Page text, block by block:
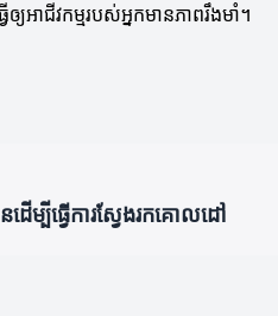
ឲ្យអាជីវកម្មរបស់អ្នកមានភាពរឹងមាំ។
ម្បីធ្វើការស្វែងរកគោលដៅ